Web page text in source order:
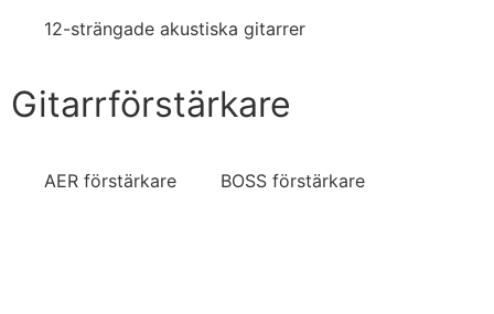
12-strängade akustiska gitarrer
Gitarrförstärkare
AER förstärkare BOSS förstärkare